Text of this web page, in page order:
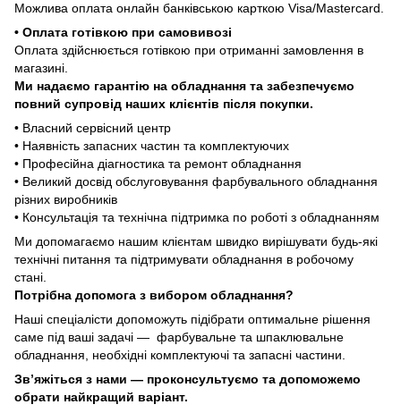
Можлива оплата онлайн банківською карткою Visa/Mastercard.
• Оплата готівкою при самовивозі
Оплата здійснюється готівкою при отриманні замовлення в
магазині.
Ми надаємо гарантію на обладнання та забезпечуємо
повний супровід наших клієнтів після покупки.
• Власний сервісний центр
• Наявність запасних частин та комплектуючих
• Професійна діагностика та ремонт обладнання
• Великий досвід обслуговування фарбувального обладнання
різних виробників
• Консультація та технічна підтримка по роботі з обладнанням
Ми допомагаємо нашим клієнтам швидко вирішувати будь-які
технічні питання та підтримувати обладнання в робочому
стані.
Потрібна допомога з вибором обладнання?
Наші спеціалісти допоможуть підібрати оптимальне рішення
саме під ваші задачі — фарбувальне та шпаклювальне
обладнання, необхідні комплектуючі та запасні частини.
Зв’яжіться з нами — проконсультуємо та допоможемо
обрати найкращий варіант.